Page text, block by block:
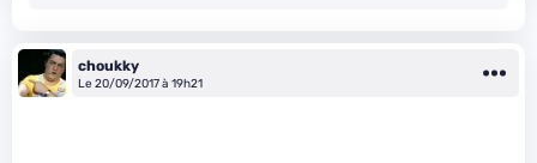
choukky
Le 20/09/2017 à 19h21